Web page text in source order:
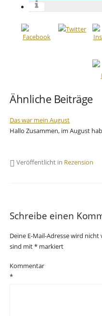
Ähnliche Beiträge
Das war mein August
Hallo Zusammen, im August
Veröffentlicht in Rezension
Schreibe einen
Deine E-Mail-Adresse wird
sind mit* markiert
Kommentar
*